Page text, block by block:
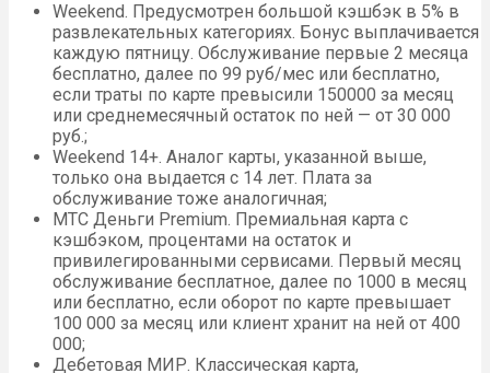
Weekend. Предусмотрен большой кэшбэк в 5% в
развлекательных категориях. Бонус выплачивается
каждую пятницу. Обслуживание первые 2 месяца
бесплатно, далее по 99 руб/мес или бесплатно,
если траты по карте превысили 150000 за месяц
или среднемесячный остаток по ней — от 30 000
руб.;
Weekend 14+. Аналог карты, указанной выше,
только она выдается с 14 лет. Плата за
обслуживание тоже аналогичная;
МТС Деньги Premium. Премиальная карта с
кэшбэком, процентами на остаток и
привилегированными сервисами. Первый месяц
обслуживание бесплатное, далее по 1000 в месяц
или бесплатно, если оборот по карте превышает
100 000 за месяц или клиент хранит на ней от 400
000;
Дебетовая МИР. Классическая карта,